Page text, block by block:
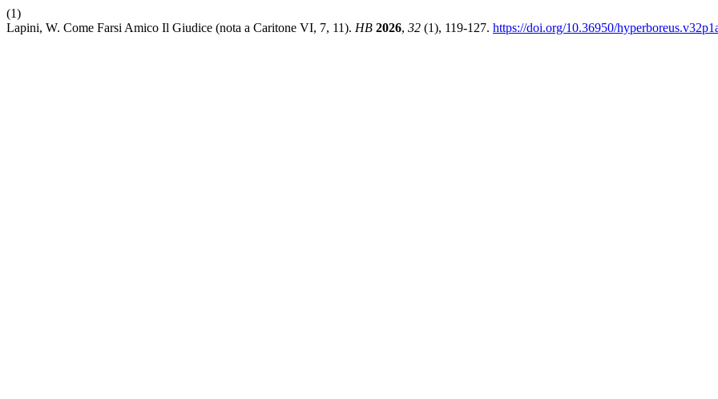
(1)
Lapini, W. Come Farsi Amico Il Giudice (nota a Caritone VI, 7, 11). HB 2026, 32 (1), 119-127. https://doi.org/10.36950/